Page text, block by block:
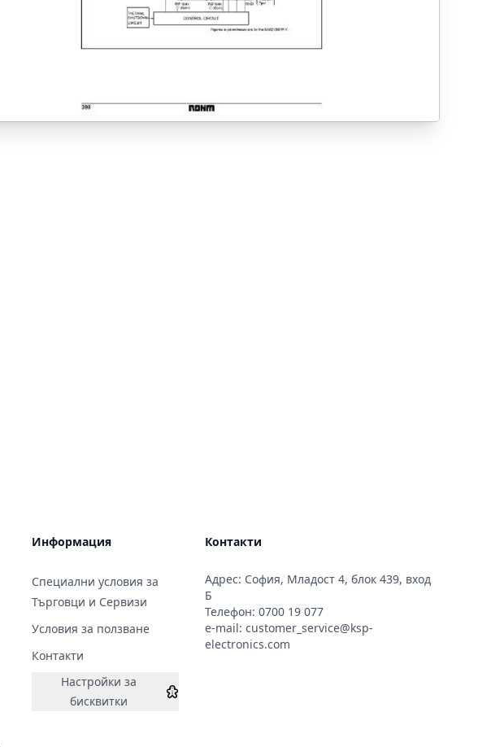
Информация
Специални условия за
Търговци и Сервизи
Условия за ползване
Контакти
Настройки за
бисквитки
Контакти
Адрес: София, Младост 4, блок 439, вход
Б
Телефон: 0700 19 077
e-mail: customer_service@ksp-
electronics.com